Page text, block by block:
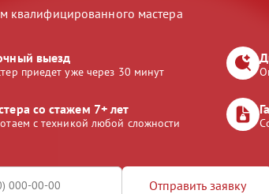
квалифицированного мастера
выезд
приедет уже через 30 минут
со стажем 7+ лет
с техникой любой сложности
Отправить заявку